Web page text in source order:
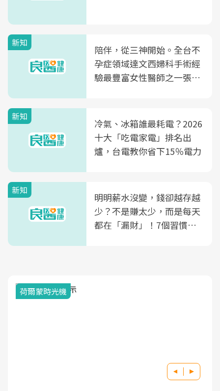
新知
陪伴，從三神開始。全台不
孕症領域達文西婦科手術經
驗最豐富女性醫師之一張永
光田醫院建構360度女性健
康照護生態圈
新知
冷氣、冰箱誰最耗電？2026
十大「吃電家電」排名出
爐，台電教你省下15％電力
新知
明明薪水沒變，錢卻越存越
少？不是賺太少，而是每天
都在「漏財」！7個習慣一
荷爾蒙時光機